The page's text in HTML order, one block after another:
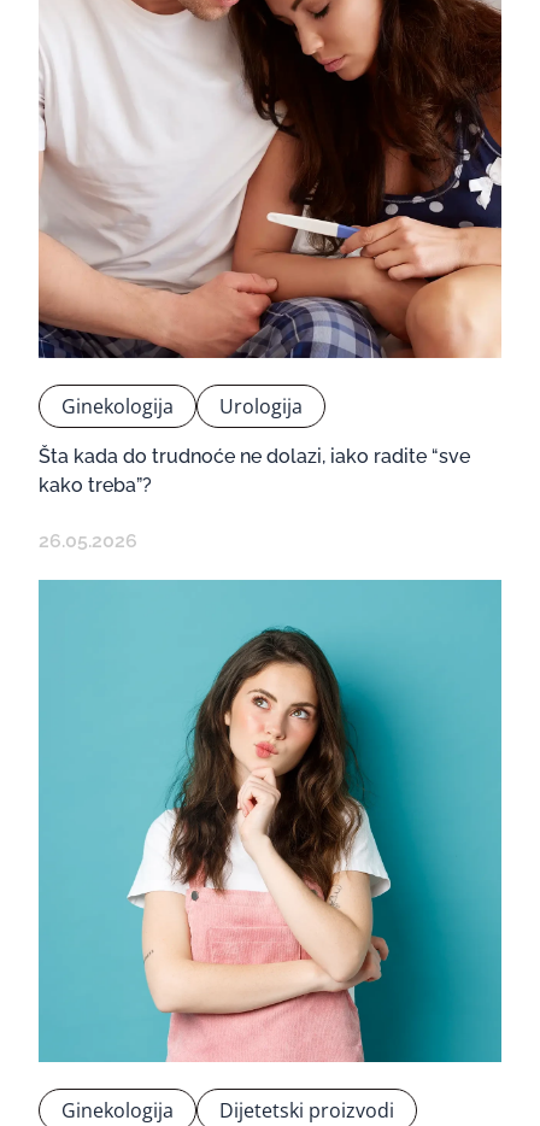
Ginekologija Urologija
Šta kada do trudnoće ne dolazi, iako radite “sve
kako treba”?
26.05.2026
Ginekologija Dijetetski proizvodi